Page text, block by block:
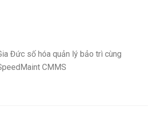
Đức số hóa quản lý bảo trì cùng
CMMS